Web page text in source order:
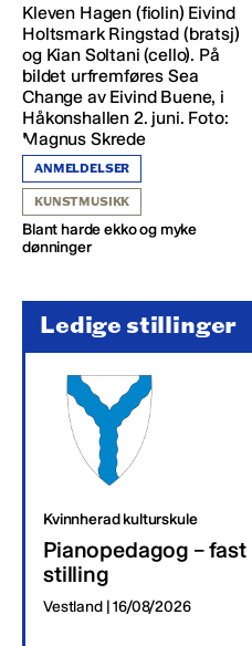
ANMELDELSER
KUNSTMUSIKK
Blant harde ekko og myke
dønninger
Ledige stillinger
Kvinnherad kulturskule
Pianopedagog – fast
stilling
Vestland | 16/08/2026